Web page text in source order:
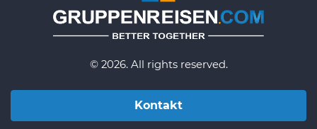
© 2026. All rights reserved.
Kontakt